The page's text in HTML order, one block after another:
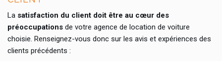
La satisfaction du client doit être au cœur des
préoccupations de votre agence de location de voiture
choisie. Renseignez-vous donc sur les avis et expériences des
clients précédents :